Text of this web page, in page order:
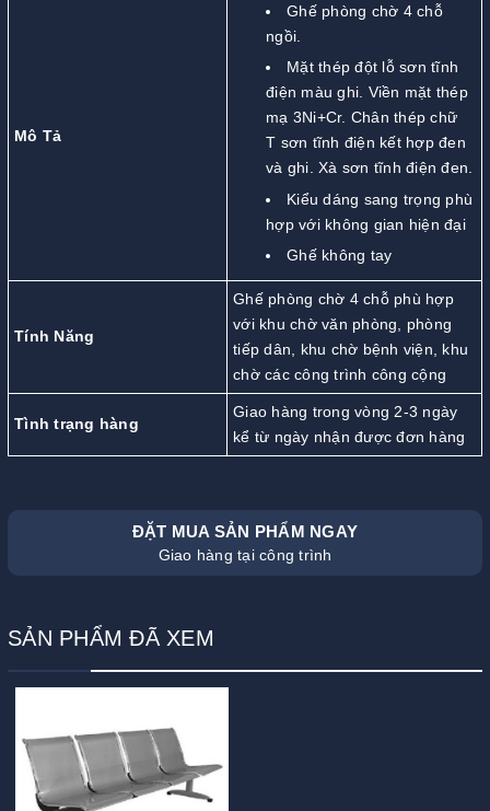
Mô Tả
Ghế phòng chờ 4 chỗ
ngồi.
Mặt thép đột lỗ sơn tĩnh
điện màu ghi. Viền mặt thép
mạ 3Ni+Cr. Chân thép chữ
T sơn tĩnh điện kết hợp đen
và ghi. Xà sơn tĩnh điện đen.
Kiểu dáng sang trọng phù
hợp với không gian hiện đại
Ghế không tay
Tính Năng
Ghế phòng chờ 4 chỗ phù hợp
với khu chờ văn phòng, phòng
tiếp dân, khu chờ bệnh viện, khu
chờ các công trình công cộng
Tình trạng hàng
Giao hàng trong vòng 2-3 ngày
kể từ ngày nhận được đơn hàng
ĐẶT MUA SẢN PHẨM NGAY
Giao hàng tại công trình
SẢN PHẨM ĐÃ XEM